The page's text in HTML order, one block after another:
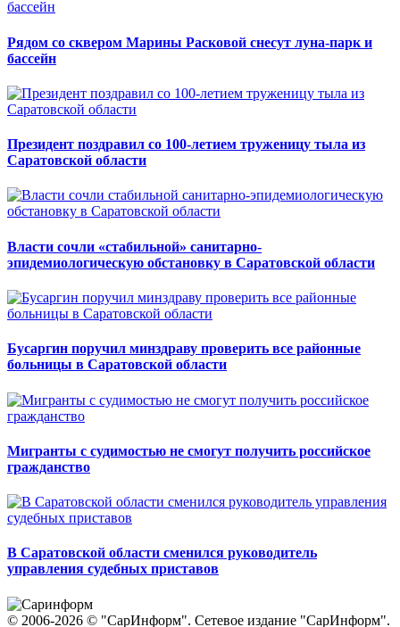
Рядом со сквером Марины Расковой снесут луна-парк и
бассейн
Президент поздравил со 100-летием труженицу тыла из
Саратовской области
Власти сочли «стабильной» санитарно-
эпидемиологическую обстановку в Саратовской области
Бусаргин поручил минздраву проверить все районные
больницы в Саратовской области
Мигранты с судимостью не смогут получить российское
гражданство
В Саратовской области сменился руководитель
управления судебных приставов
© 2006-2026 © "СарИнформ". Сетевое издание "СарИнформ".